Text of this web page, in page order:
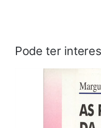
Pode ter